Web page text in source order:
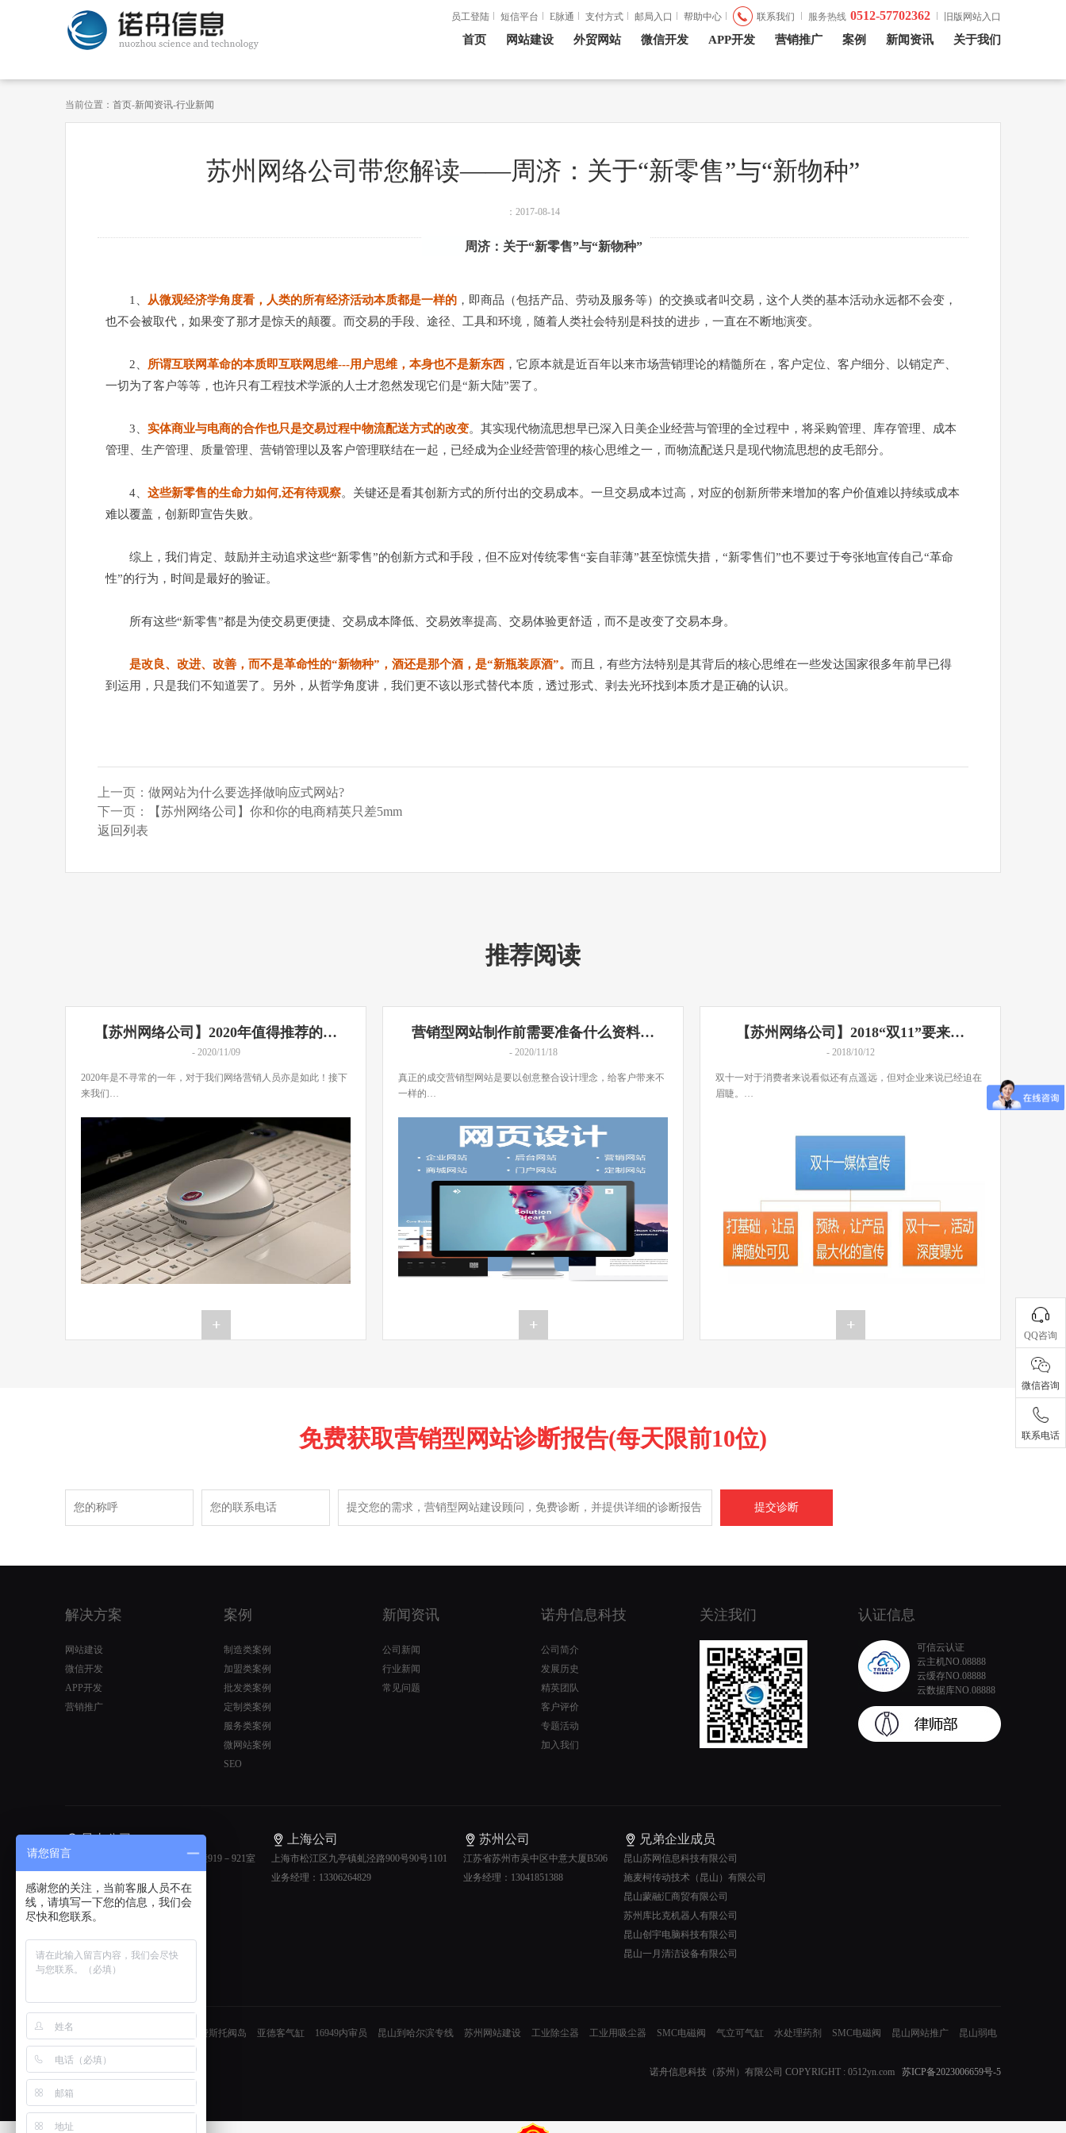
首页 网站建设 外贸网站 微信开发 APP开发 营销推广 案例 新闻资讯 关于我们
员工登陆 短信平台 E脉通 支付方式 邮局入口 帮助中心 联系我们 服务热线 0512-57702362 旧版网站入口
当前位置： 首页-新闻资讯-行业新闻
苏州网络公司带您解读——周济：关于“新零售”与“新物种”
：2017-08-14
周济：关于“新零售”与“新物种”
1、 从微观经济学角度看，人类的所有经济活动本质都是一样的 ，即商品（包括产品、劳动及服务等）的交换或者叫交易，这个人类的基本活动永远都不会变，
也不会被取代，如果变了那才是惊天的颠覆。而交易的手段、途径、工具和环境，随着人类社会特别是科技的进步，一直在不断地演变。
2、 所谓互联网革命的本质即互联网思维---用户思维，本身也不是新东西 ，它原本就是近百年以来市场营销理论的精髓所在，客户定位、客户细分、以销定产、
一切为了客户等等，也许只有工程技术学派的人士才忽然发现它们是“新大陆”罢了。
3、 实体商业与电商的合作也只是交易过程中物流配送方式的改变。其实现代物流思想早已深入日美企业经营与管理的全过程中，将采购管理、库存管理、成本
管理、生产管理、质量管理、营销管理以及客户管理联结在一起，已经成为企业经营管理的核心思维之一，而物流配送只是现代物流思想的皮毛部分。
4、 这些新零售的生命力如何,还有待观察。关键还是看其创新方式的所付出的交易成本。一旦交易成本过高，对应的创新所带来增加的客户价值难以持续或成本
难以覆盖，创新即宣告失败。
综上，我们肯定、鼓励并主动追求这些“新零售”的创新方式和手段，但不应对传统零售“妄自菲薄”甚至惊慌失措，“新零售们”也不要过于夸张地宣传自己“革命
性”的行为，时间是最好的验证。
所有这些“新零售”都是为使交易更便捷、交易成本降低、交易效率提高、交易体验更舒适，而不是改变了交易本身。
是改良、改进、改善，而不是革命性的“新物种”，酒还是那个酒，是“新瓶装原酒”。 而且，有些方法特别是其背后的核心思维在一些发达国家很多年前早已得
到运用，只是我们不知道罢了。另外，从哲学角度讲，我们更不该以形式替代本质，透过形式、剥去光环找到本质才是正确的认识。
上一页： 做网站为什么要选择做响应式网站?
下一页：
【苏州网络公司】你和你的电商精英只差5mm
返回列表
推荐阅读
【苏州网络公司】2020年值得推荐的…
- 2020/11/09
2020年是不寻常的一年，对于我们网络营销人员亦是如此！接下
来我们…
营销型网站制作前需要准备什么资料…
- 2020/11/18
真正的成交营销型网站是要以创意整合设计理念，给客户带来不
一样的…
【苏州网络公司】2018“双11”要来…
- 2018/10/12
双十一对于消费者来说看似还有点遥远，但对企业来说已经迫在
眉睫。…
免费获取营销型网站诊断报告(每天限前10位)
提交诊断
解决方案
网站建设
微信开发
APP开发
营销推广
案例
制造类案例
加盟类案例
批发类案例
定制类案例
服务类案例
微网站案例
SEO
新闻资讯
公司新闻
行业新闻
常见问题
诺舟信息科技
公司简介
发展历史
精英团队
客户评价
专题活动
加入我们
关注我们 认证信息
可信云认证
云主机NO.08888
云缓存NO.08888
云数据库NO.08888
昆山公司
昆山市前进东路888号弘基广场1幢919－921室
上海公司
上海市松江区九亭镇虬泾路900号90号1101
业务经理：13306264829
苏州公司
江苏省苏州市吴中区中意大厦B506
业务经理：13041851388
兄弟企业成员
昆山苏网信息科技有限公司
施麦柯传动技术（昆山）有限公司
昆山蒙融汇商贸有限公司
苏州库比克机器人有限公司
昆山创宇电脑科技有限公司
昆山一月清洁设备有限公司
友情链接： 费斯托阀岛 亚德客气缸 16949内审员 昆山到哈尔滨专线 苏州网站建设 工业除尘器 工业用吸尘器 SMC电磁阀 气立可气缸 水处理药剂 SMC电磁阀 昆山网站推广
昆山弱电
工程
工业吸尘器
诺舟信息科技（苏州）有限公司 COPYRIGHT : 0512yn.com
苏ICP备2023006659号-5
QQ咨询
微信咨询
联系电话
请您留言
感谢您的关注，当前客服人员不在
线，请填写一下您的信息，我们会
尽快和您联系。